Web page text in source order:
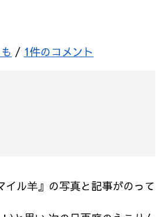
/ 1件のコメント
イル羊』の写真と記事がのって